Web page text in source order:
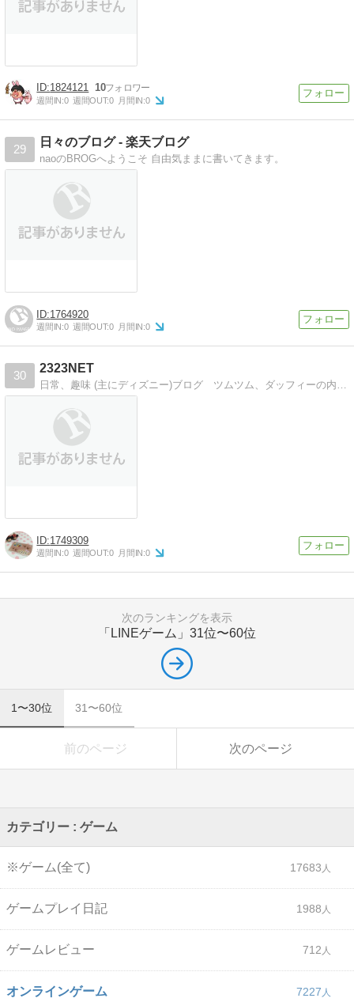
1824121 10
週間IN:0 週間OUT:0 月間IN:0
29
日々のブログ - 楽天ブログ
naoのBROGへようこそ 自由気ままに書いてきます。
1764920
週間IN:0 週間OUT:0 月間IN:0
30
2323NET
日常、趣味 (主にディズニー)ブログ ツムツム、ダッフィーの内容多めです
1749309
週間IN:0 週間OUT:0 月間IN:0
次のランキングを表示
「LINEゲーム」 31位〜60位
1〜30位 31〜60位
前のページ 次のページ
カテゴリー : ゲーム
※ゲーム(全て) 17683
ゲームプレイ日記 1988
ゲームレビュー 712
オンラインゲーム 7227